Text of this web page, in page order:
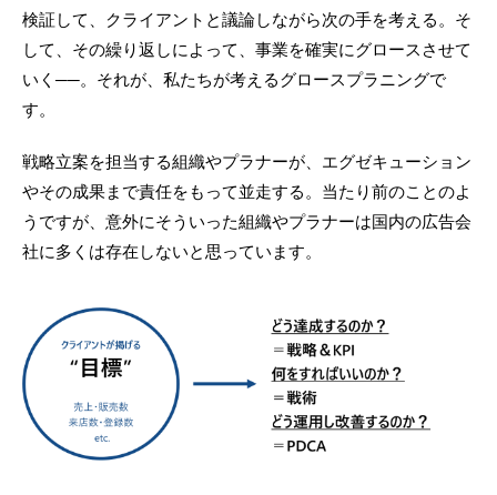
検証して、クライアントと議論しながら次の手を考える。そ
して、その繰り返しによって、事業を確実にグロースさせて
いく──。それが、私たちが考えるグロースプラニングで
す。
戦略立案を担当する組織やプラナーが、エグゼキューション
やその成果まで責任をもって並走する。当たり前のことのよ
うですが、意外にそういった組織やプラナーは国内の広告会
社に多くは存在しないと思っています。